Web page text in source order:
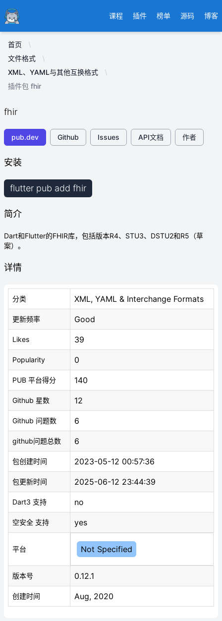
Ducafecat 课程 插件 榜单 源码 博客
首页
文件格式
XML、YAML与其他互换格式
插件包 fhir
fhir
pub.dev Github Issues API文档 作者
安装
flutter pub add fhir
简介
Dart和Flutter的FHIR库，包括版本R4、STU3、DSTU2和R5（草
案）。
详情
分类 XML, YAML & Interchange Formats
更新频率 Good
Likes 39
Popularity 0
PUB 平台得分 140
Github 星数 12
Github 问题数 6
github问题总数 6
包创建时间 2023-05-12 00:57:36
包更新时间 2025-06-12 23:44:39
Dart3 支持 no
空安全 支持 yes
平台 Not Specified
版本号 0.12.1
创建时间 Aug, 2020